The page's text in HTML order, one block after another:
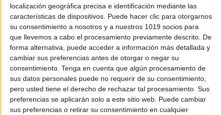
localización geográfica precisa e identificación mediante las
características de dispositivos. Puede hacer clic para otorgarnos
su consentimiento a nosotros y a nuestros 1019 socios para
que llevemos a cabo el procesamiento previamente descrito. De
forma alternativa, puede acceder a información más detallada y
cambiar sus preferencias antes de otorgar o negar su
consentimiento. Tenga en cuenta que algún procesamiento de
sus datos personales puede no requerir de su consentimiento,
pero usted tiene el derecho de rechazar tal procesamiento. Sus
preferencias se aplicarán solo a este sitio web. Puede cambiar
sus preferencias o retirar su consentimiento en cualquier
Celebrar el Día de la Tierra es una oportunidad
perfecta para enseñar a los niños sobre la importancia
de reciclar y cuidar nuestro ambiente. En Orientación
Andujar, hemos creado una […]
SEGUIR LEYENDO